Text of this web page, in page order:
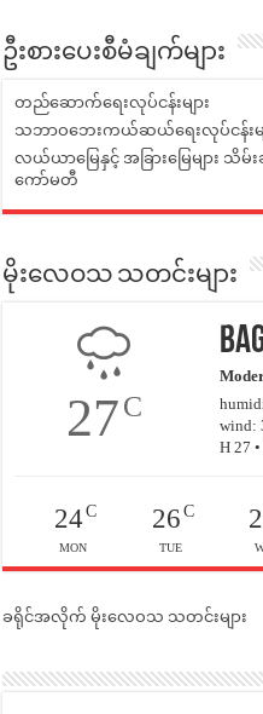
ဦးစားပေးစီမံချက်များ
တည်ဆောက်ရေးလုပ်ငန်းများ
သဘာဝဘေးကယ်ဆယ်ရေးလုပ်ငန်းမျ
လယ်ယာမြေနှင့် အခြားမြေများ သိမ်
ကော်မတီ
မိုးလေဝသ သတင်းများ
27C
wind:
H 27
24C
MON
26C
TUE
ခရိုင်အလိုက် မိုးလေဝသ သတင်းများ